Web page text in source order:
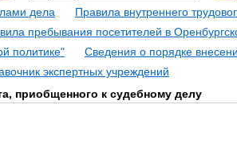
дела
Правила внутреннего
пребывания посетителей в
политике"
Сведения о порядке
экспертных учреждений
приобщенного к судебному делу